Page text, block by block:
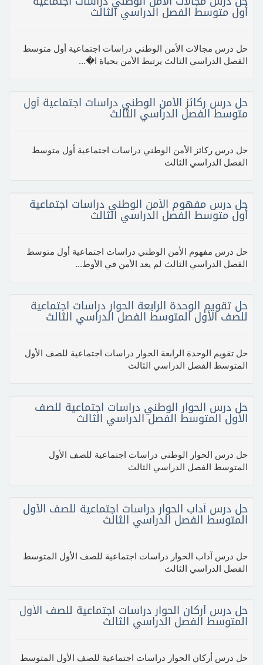
أول متوسط الفصل الدراسي الثالث
حل درس مجالات الأمن الوطني دراسات اجتماعية أول متوسط
الفصل الدراسي الثالث يرتبط الأمن بحياة ا�...
حل درس ركائز الأمن الوطني دراسات اجتماعية أول
متوسط الفصل الدراسي الثالث
حل درس ركائز الأمن الوطني دراسات اجتماعية أول متوسط
الفصل الدراسي الثالث
حل درس مفهوم الأمن الوطني دراسات اجتماعية
أول متوسط الفصل الدراسي الثالث
حل درس مفهوم الأمن الوطني دراسات اجتماعية أول متوسط
الفصل الدراسي الثالث لم يعد الأمن في الأوط...
حل تقويم الوحدة الرابعة الحوار دراسات اجتماعية
للصف الأول المتوسط الفصل الدراسي الثالث
حل تقويم الوحدة الرابعة الحوار دراسات اجتماعية للصف الأول
المتوسط الفصل الدراسي الثالث
حل درس الحوار الوطني دراسات اجتماعية للصف
الأول المتوسط الفصل الدراسي الثالث
حل درس الحوار الوطني دراسات اجتماعية للصف الأول
المتوسط الفصل الدراسي الثالث
حل درس آداب الحوار دراسات اجتماعية للصف الأول
المتوسط الفصل الدراسي الثالث
حل درس آداب الحوار دراسات اجتماعية للصف الأول المتوسط
الفصل الدراسي الثالث
حل درس أركان الحوار دراسات اجتماعية للصف الأول
المتوسط الفصل الدراسي الثالث
حل درس أركان الحوار دراسات اجتماعية للصف الأول المتوسط